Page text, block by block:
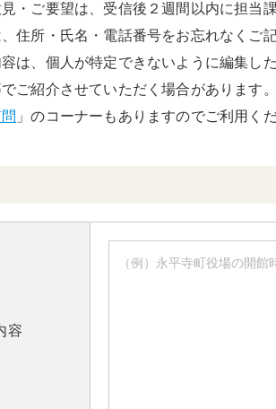
・ご要望は、受信後２週間以内に担当
住所・氏名・電話番号をお忘れなくご記
は、個人が特定できないように編集し
ご紹介させていただく場合があります。
」のコーナーもありますのでご利用くだ
容